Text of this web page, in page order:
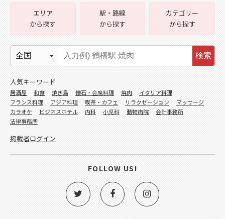
エリア
から探す
駅・路線
から探す
カテゴリー
から探す
検索
人気キーワード
居酒屋 和食 焼き鳥 懐石・会席料理 焼肉
イタリア料理
フランス料理
アジア料理 喫茶・カフェ リラクゼーション
マッサージ
カラオケ
ビジネスホテル 内科 小児科 動物病院
会計事務所
法律事務所
掲載者ログイン
FOLLOW US!